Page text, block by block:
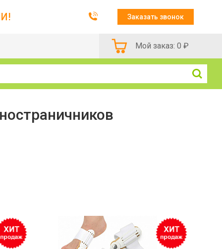
Заказать звонок
Мой заказ: 0 ₽